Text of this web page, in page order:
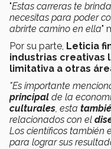
"Estas carreras te
necesitas para poder
abrirte camino en ella"
Por su parte, Leticia
industrias creativas
limitativa a otras
"Es importante
principal de la
culturales, esta
relacionados con el
Los científicos también
para lograr sus